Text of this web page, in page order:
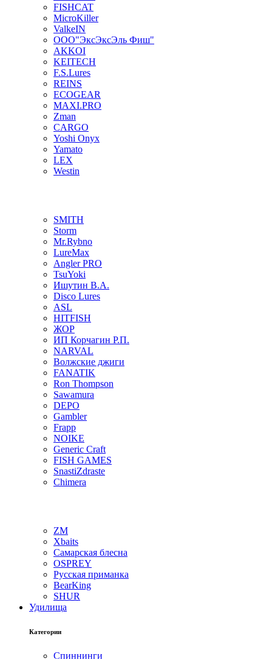
FISHCAT
MicroKiller
ValkeIN
ООО"ЭксЭксЭль Фиш"
AKKOI
KEITECH
F.S.Lures
REINS
ECOGEAR
MAXI.PRO
Zman
CARGO
Yoshi Onyx
Yamato
LEX
Westin
SMITH
Storm
Mr.Rybno
LureMax
Angler PRO
TsuYoki
Ишутин В.А.
Disco Lures
ASL
HITFISH
ЖОР
ИП Корчагин Р.П.
NARVAL
Волжские джиги
FANATIK
Ron Thompson
Sawamura
DEPO
Gambler
Frapp
NOIKE
Generic Craft
FISH GAMES
SnastiZdraste
Chimera
ZM
Xbaits
Самарская блесна
OSPREY
Русская приманка
BearKing
SHUR
Удилища
Категории
Спиннинги